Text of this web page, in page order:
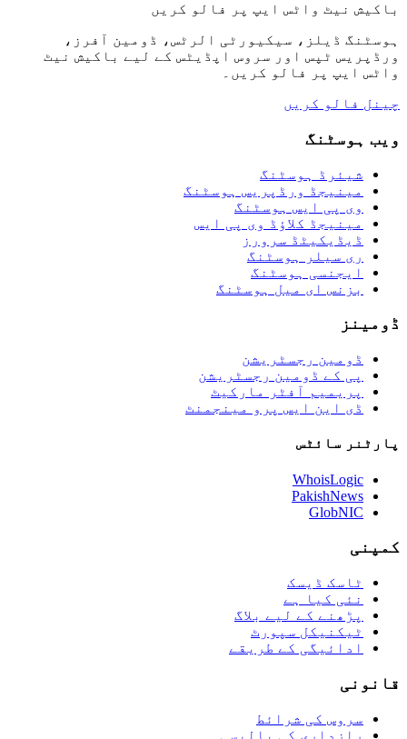
باکیش نیٹ واٹس ایپ پر فالو کریں
ہوسٹنگ ڈیلز، سیکیورٹی الرٹس، ڈومین آفرز،
ورڈپریس ٹپس اور سروس اپڈیٹس کے لیے باکیش نیٹ
واٹس ایپ پر فالو کریں۔
چینل فالو کریں
ویب ہوسٹنگ
شیئرڈ ہوسٹنگ
مینیجڈ ورڈپریس ہوسٹنگ
وی پی ایس ہوسٹنگ
مینیجڈ کلاؤڈ وی پی ایس
ڈیڈیکیٹڈ سرورز
ری سیلر ہوسٹنگ
ایجنسی ہوسٹنگ
بزنس ای میل ہوسٹنگ
ڈومینز
ڈومین رجسٹریشن
پی کے ڈومین رجسٹریشن
پریمیم آفٹر مارکیٹ
ڈی این ایس پرو مینجمنٹ
پارٹنر سائٹس
WhoisLogic
PakishNews
GlobNIC
کمپنی
ٹاسک ڈیسک
نئی کیا ہے
پڑھنے کے لیے بلاگ
ٹیکنیکل سپورٹ
ادائیگی کے طریقے
قانونی
سروس کی شرائط
رازداری کی پالیسی